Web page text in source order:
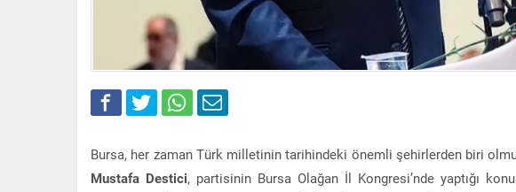
Bursa, her zaman Türk milletinin tarihindeki önemli şehirlerden biri
Mustafa Destici, partisinin Bursa Olağan İl Kongresi’nde yaptığı